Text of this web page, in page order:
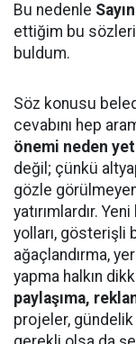
Bu nedenle
ettiğim bu
buldum.
Söz konusu
cevabını hep
önemi neden
değil; çünkü
gözle
yatırımlardır.
yolları, gösterişli
ağaçlandırma,
yapma halkın
paylaşıma,
projeler,